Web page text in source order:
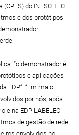
do INESC TEC
e dos protótipos
“o demonstrador é
e aplicações
EDP”. “Em maio
por nós, após
e na EDP LABELEC.
de gestão de rede